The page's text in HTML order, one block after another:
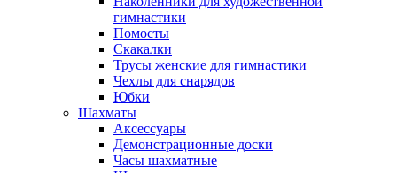
гимнастики
Помосты
Скакалки
Трусы женские для гимнастики
Чехлы для снарядов
Юбки
Шахматы
Аксессуары
Демонстрационные доски
Часы шахматные